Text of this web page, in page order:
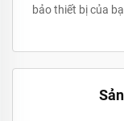
bảo thiết bị của